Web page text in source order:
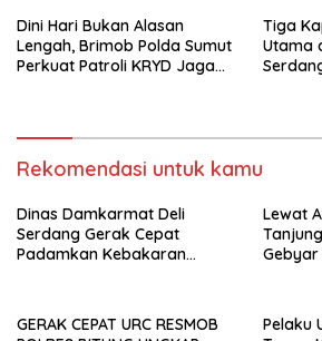
Dini Hari Bukan Alasan
Lengah, Brimob Polda Sumut
Perkuat Patroli KRYD Jaga
Tiga
Utama
Rekomendasi untuk kamu
Dinas Damkarmat Deli
Serdang Gerak Cepat
Padamkan Kebakaran
Lewat
Gebyar
GERAK CEPAT URC RESMOB
Pelaku